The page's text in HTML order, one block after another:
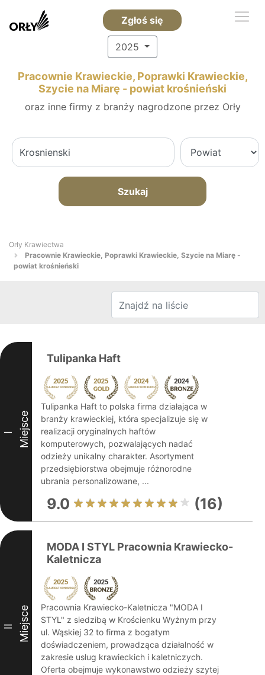
Zgłoś się
2025
Pracownie Krawieckie, Poprawki Krawieckie,
Szycie na Miarę - powiat krośnieński
oraz inne firmy z branży nagrodzone przez Orły
Szukaj
Orły Krawiectwa
Pracownie Krawieckie, Poprawki Krawieckie, Szycie na Miarę -
powiat krośnieński
I Miejsce
Tulipanka Haft
Tulipanka Haft to polska firma działająca w
branży krawieckiej, która specjalizuje się w
realizacji oryginalnych haftów
komputerowych, pozwalających nadać
odzieży unikalny charakter. Asortyment
przedsiębiorstwa obejmuje różnorodne
ubrania personalizowane, ...
9.0 (16)
II Miejsce
MODA I STYL Pracownia Krawiecko-
Kaletnicza
Pracownia Krawiecko-Kaletnicza "MODA I
STYL" z siedzibą w Krościenku Wyżnym przy
ul. Wąskiej 32 to firma z bogatym
doświadczeniem, prowadząca działalność w
zakresie usług krawieckich i kaletniczych.
Oferta obejmuje wykonawstwo odzieży szytej